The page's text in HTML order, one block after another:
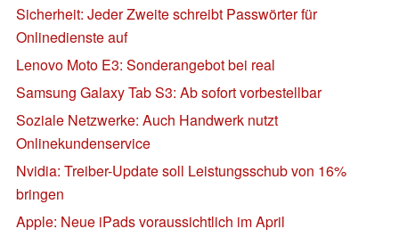
Sicherheit: Jeder Zweite schreibt Passwörter für
Onlinedienste auf
Lenovo Moto E3: Sonderangebot bei real
Samsung Galaxy Tab S3: Ab sofort vorbestellbar
Soziale Netzwerke: Auch Handwerk nutzt
Onlinekundenservice
Nvidia: Treiber-Update soll Leistungsschub von 16%
bringen
Apple: Neue iPads voraussichtlich im April